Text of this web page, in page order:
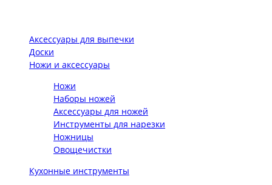
Аксессуары для выпечки
Доски
Ножи и аксессуары
Ножи
Наборы ножей
Аксессуары для ножей
Инструменты для нарезки
Ножницы
Овощечистки
Кухонные инструменты